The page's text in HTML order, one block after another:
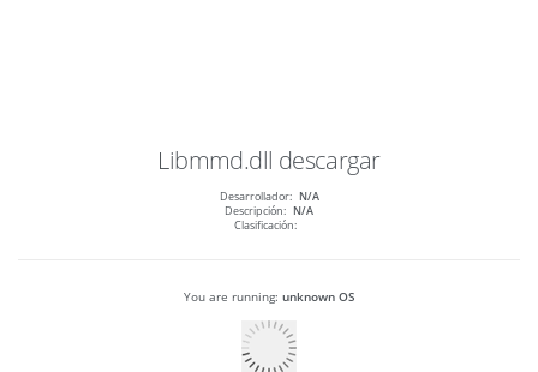
Libmmd.dll descargar
Desarrollador: N/A
Descripción: N/A
Clasificación:
You are running: unknown OS